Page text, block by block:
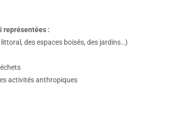
représentées :
des espaces boisés, des jardins…)
activités anthropiques